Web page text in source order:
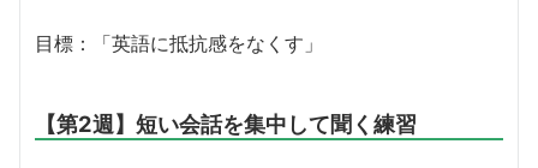
目標：「英語に抵抗感をなくす」
【第2週】短い会話を集中して聞く練習